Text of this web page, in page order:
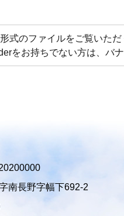
式のファイルをご覧いた
をお持ちでない方は、バ
南長野字幅下692-2